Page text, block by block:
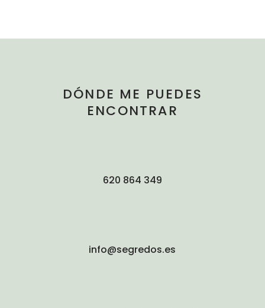
DÓNDE ME PUEDES
ENCONTRAR
620 864 349
info@segredos.es